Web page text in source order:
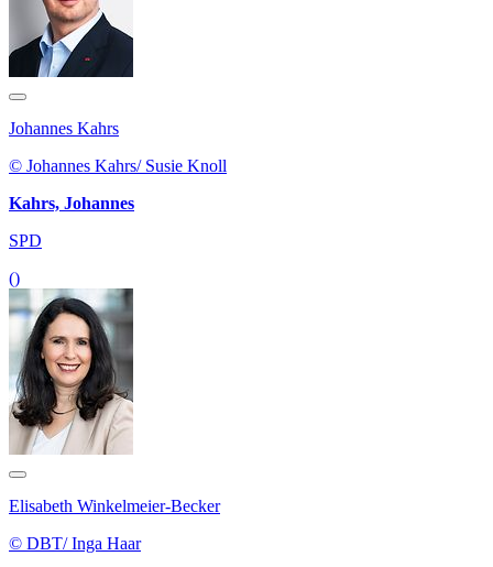
Johannes Kahrs
© Johannes Kahrs/ Susie Knoll
Kahrs, Johannes
SPD
()
Elisabeth Winkelmeier-Becker
© DBT/ Inga Haar